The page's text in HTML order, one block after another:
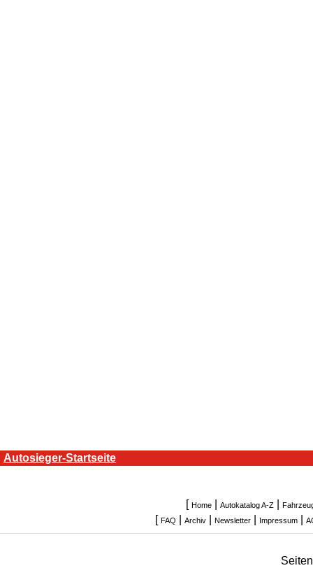
Autosieger-Startseite
[ Home| Autokatalog A-Z|
[ FAQ Archiv Newsletter Impressum